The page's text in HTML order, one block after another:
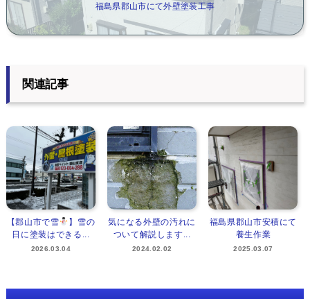
福島県郡山市にて外壁塗装工事
関連記事
【郡山市で雪
】雪の
日に塗装はできる...
2026.03.04
気になる外壁の汚れに
ついて解説します...
2024.02.02
福島県郡山市安積にて
養生作業
2025.03.07